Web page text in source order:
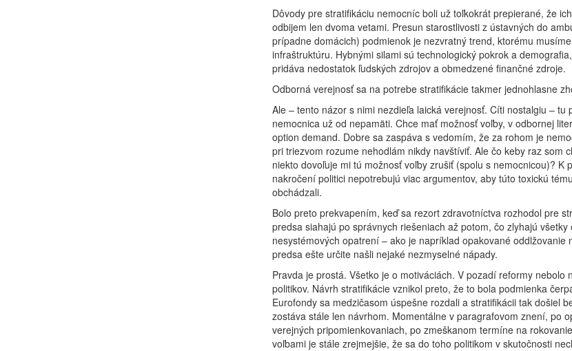
Dôvody pre stratifikáciu nemocníc boli už toľkokrát prepierané, že
odbijem len dvoma vetami. Presun starostlivosti z ústavných do
prípadne domácich) podmienok je nezvratný trend, ktorému
infraštruktúru. Hybnými silami sú technologický pokrok a
pridáva nedostatok ľudských zdrojov a obmedzené finančné zdroje.
Odborná verejnosť sa na potrebe stratifikácie takmer jednohlasne
Ale – tento názor s nimi nezdieľa laická verejnosť. Cíti nostalgiu – tu
nemocnica už od nepamäti. Chce mať možnosť voľby, v odbornej
option demand. Dobre sa zaspáva s vedomím, že za rohom je
pri triezvom rozume nehodlám nikdy navštíviť. Ale čo keby raz som
niekto dovoľuje mi tú možnosť voľby zrušiť (spolu s nemocnicou)? K
nakročení politici nepotrebujú viac argumentov, aby túto toxickú
obchádzali.
Bolo preto prekvapením, keď sa rezort zdravotníctva rozhodol pre
predsa siahajú po správnych riešeniach až potom, čo zlyhajú všetky
nesystémových opatrení – ako je napríklad opakované oddlžovanie
predsa ešte určite našli nejaké nezmyselné nápady.
Pravda je prostá. Všetko je o motiváciách. V pozadí reformy nebolo
politikov. Návrh stratifikácie vznikol preto, že to bola podmienka
Eurofondy sa medzičasom úspešne rozdali a stratifikácii tak došiel
zostáva stále len návrhom. Momentálne v paragrafovom znení, po
verejných pripomienkovaniach, po zmeškanom termíne na
voľbami je stále zrejmejšie, že sa do toho politikom v skutočnosti